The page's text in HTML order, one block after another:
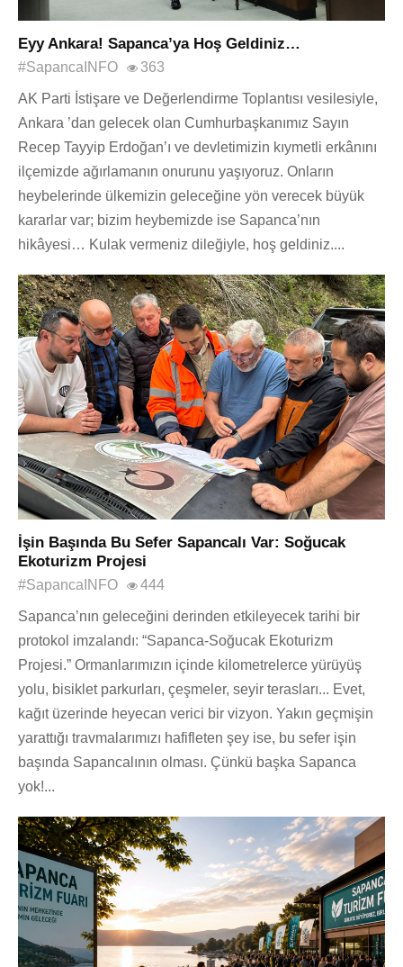
Eyy Ankara! Sapanca’ya Hoş Geldiniz…
#SapancaINFO 363
AK Parti İstişare ve Değerlendirme Toplantısı vesilesiyle,
Ankara ’dan gelecek olan Cumhurbaşkanımız Sayın
Recep Tayyip Erdoğan’ı ve devletimizin kıymetli erkânını
ilçemizde ağırlamanın onurunu yaşıyoruz. Onların
heybelerinde ülkemizin geleceğine yön verecek büyük
kararlar var; bizim heybemizde ise Sapanca’nın
hikâyesi… Kulak vermeniz dileğiyle, hoş geldiniz....
İşin Başında Bu Sefer Sapancalı Var: Soğucak
Ekoturizm Projesi
#SapancaINFO 444
Sapanca’nın geleceğini derinden etkileyecek tarihi bir
protokol imzalandı: “Sapanca-Soğucak Ekoturizm
Projesi.” Ormanlarımızın içinde kilometrelerce yürüyüş
yolu, bisiklet parkurları, çeşmeler, seyir terasları... Evet,
kağıt üzerinde heyecan verici bir vizyon. Yakın geçmişin
yarattığı travmalarımızı hafifleten şey ise, bu sefer işin
başında Sapancalının olması. Çünkü başka Sapanca
yok!...